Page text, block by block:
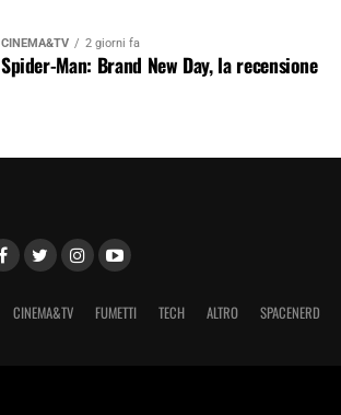
CINEMA&TV 2 giorni fa
Spider-Man: Brand New Day, la recensione
CINEMA&TV FUMETTI TECH ALTRO SPACENERD